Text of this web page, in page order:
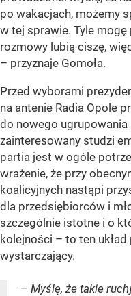
po wakacjach, możemy
w tej sprawie. Tyle
rozmowy lubią ciszę,
– przyznaje Gomoła.
Przed wyborami
na antenie Radia Opole
do nowego
zainteresowany studzi
partia jest w ogóle
wrażenie, że przy
koalicyjnych nastąpi
dla przedsiębiorców i
szczególnie istotne i o
kolejności – to ten
wystarczający.
– Myślę, że takie